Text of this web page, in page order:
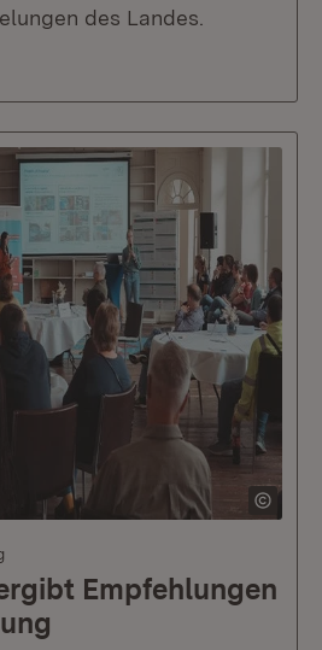
des Landes.
Empfehlungen